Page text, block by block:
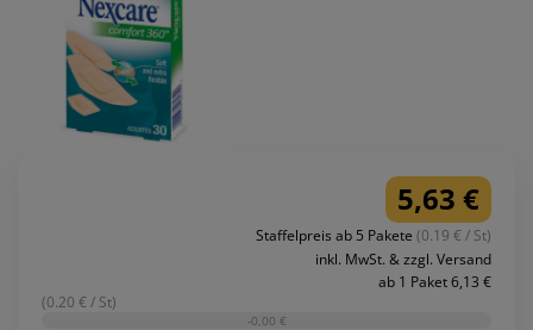
5,63 €
Staffelpreis ab 5 Pakete (0.19 € / St)
inkl. MwSt. & zzgl. Versand
ab 1 Paket 6,13 €
(0.20 € / St)
-0,00 €